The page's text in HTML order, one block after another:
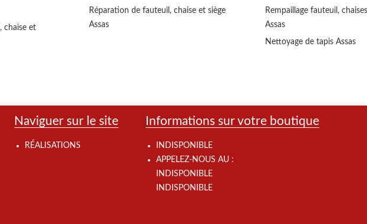
chaise et
Réparation de fauteuil, chaise et siège
Assas
Rempaillage fauteuil,
Assas
Nettoyage de tapis Assas
Naviguer sur le site
RÉALISATIONS
Informations sur votre boutique
INDISPONIBLE
APPELEZ-NOUS AU :
INDISPONIBLE
INDISPONIBLE